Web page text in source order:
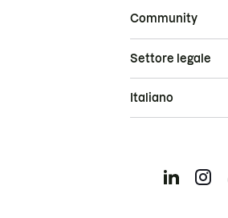
Community
Settore legale
Italiano